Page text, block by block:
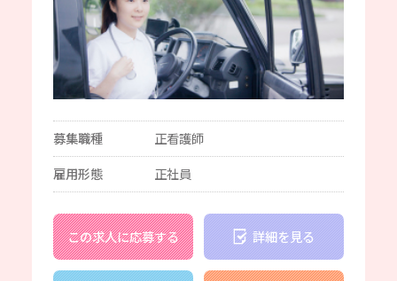
募集職種
正看護師
雇用形態
正社員
この求人に応募する 詳細を見る